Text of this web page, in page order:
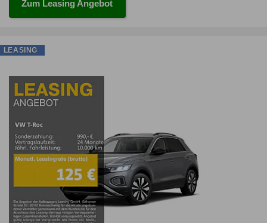
Zum Leasing Angebot
LEASING